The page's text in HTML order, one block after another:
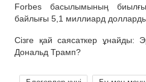
Forbes басылымының
байлығы 5,1 миллиард
Сізге қай саясаткер ұнайды:
Дональд Трамп?